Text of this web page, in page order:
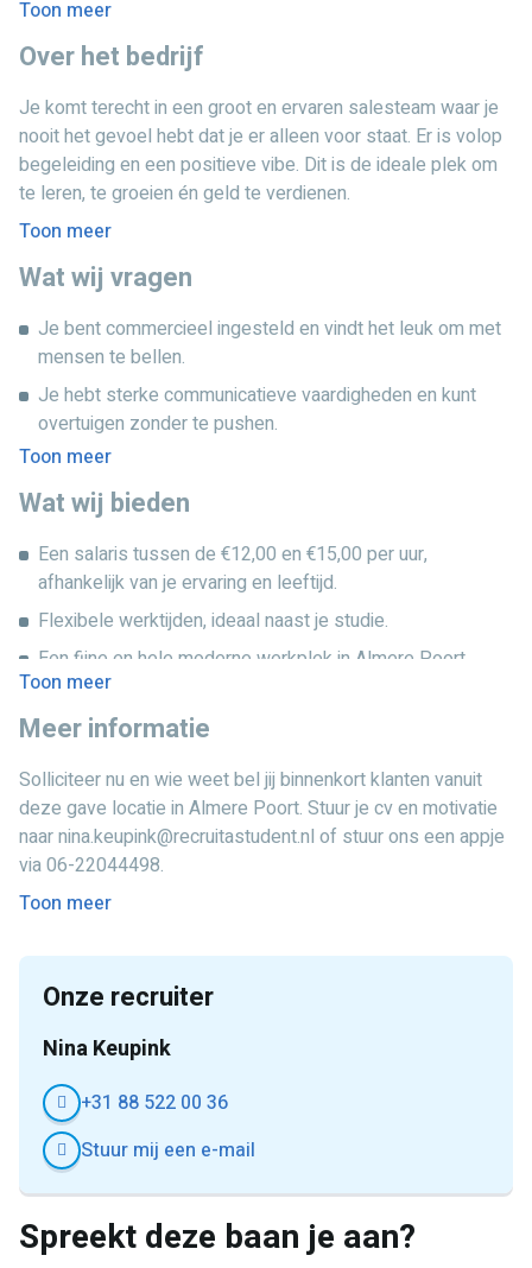
alleen maar naar bedrijven, dit bedrijf verkoopt alleen B2B.
Je werkt 16-24 uur per week, flexibel in te delen van
maandag tot en met donderdag tussen 08:30 en 17:00 uur.
Handig om te combineren met je studie of andere
activiteiten. Dit mag ook wisselen per week.
Toon meer
Over het bedrijf
Je komt terecht in een groot en ervaren salesteam waar je
nooit het gevoel hebt dat je er alleen voor staat. Er is volop
begeleiding en een positieve vibe. Dit is de ideale plek om
te leren, te groeien én geld te verdienen.
Toon meer
Wat wij vragen
Je bent commercieel ingesteld en vindt het leuk om met
mensen te bellen.
Je hebt sterke communicatieve vaardigheden en kunt
overtuigen zonder te pushen.
Affiniteit met IT is een pre, maar zeker geen must.
Je bent minimaal 6 maanden beschikbaar.
Toon meer
Wat wij bieden
Een salaris tussen de €12,00 en €15,00 per uur,
afhankelijk van je ervaring en leeftijd.
Flexibele werktijden, ideaal naast je studie.
Een fijne en hele moderne werkplek in Almere Poort.
Veel begeleiding en trainingen om je sales-skills naar een
hoger niveau te tillen.
(ook voor stages).
Werken in een gezellig en energiek salesteam.
Toon meer
Meer informatie
Solliciteer nu en wie weet bel jij binnenkort klanten vanuit
deze gave locatie in Almere Poort. Stuur je cv en motivatie
naar nina.keupink@recruitastudent.nl of stuur ons een appje
via 06-22044498.
Toon meer
Onze recruiter
Nina Keupink
+31 88 522 00 36
Stuur mij een e-mail
Spreekt deze baan je aan?